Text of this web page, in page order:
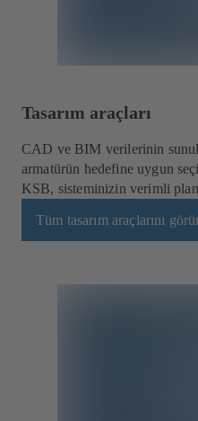
Tasarım araçları
CAD ve BIM verilerinin
armatürün hedefine uygun
KSB, sisteminizin verimli
Tüm tasarım araçlarını